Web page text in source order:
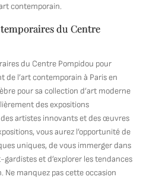
contemporain.
du Centre
du Centre Pompidou pour
de l’art contemporain à Paris en
pour sa collection d’art moderne
des expositions
artistes innovants et des œuvres
vous aurez l’opportunité de
uniques, de vous immerger dans
et d’explorer les tendances
Ne manquez pas cette occasion